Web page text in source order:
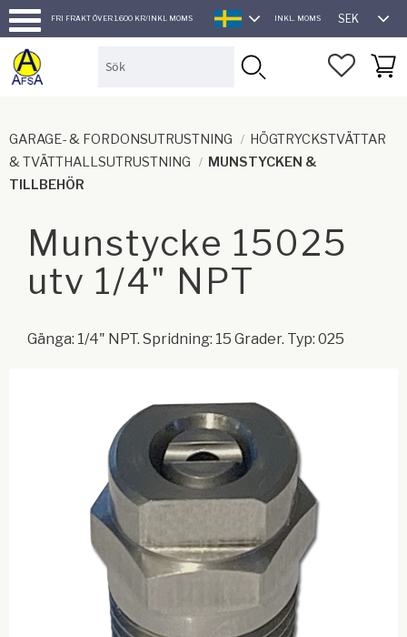
Meny
FRI FRAKT ÖVER 1.600 KR/INKL MOMS
SVENSKA
INKL. MOMS SEK
GARAGE- & FORDONSUTRUSTNING
HÖGTRYCKSTVÄTTAR
& TVÄTTHALLSUTRUSTNING
MUNSTYCKEN &
TILLBEHÖR
Munstycke 15025
utv 1/4" NPT
Gänga: 1/4" NPT. Spridning: 15 Grader. Typ: 025